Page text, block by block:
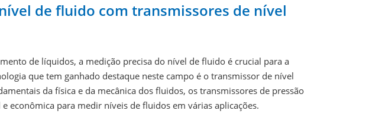
de fluido com transmissores de nível
de líquidos, a medição precisa do nível de fluido é crucial para a
que tem ganhado destaque neste campo é o transmissor de nível
da física e da mecânica dos fluidos, os transmissores de pressão
econômica para medir níveis de fluidos em várias aplicações.